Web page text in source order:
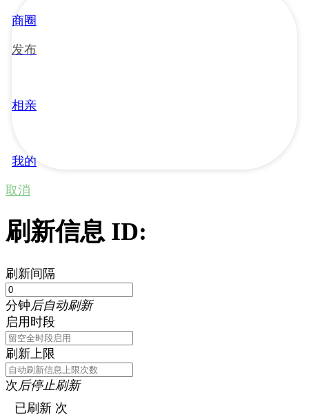
商圈
发布
相亲
我的
取消
刷新信息 ID:
刷新间隔
分钟后自动刷新
启用时段
刷新上限
次 后停止刷新
已刷新 次